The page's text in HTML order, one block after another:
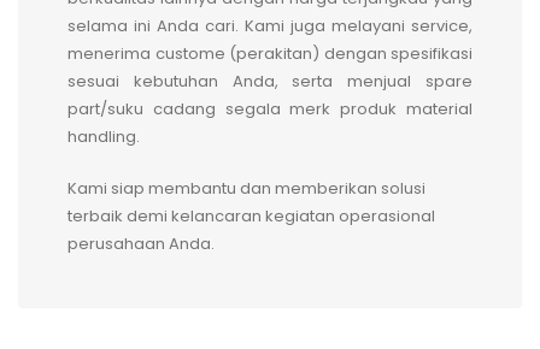
selama ini Anda cari. Kami juga melayani service,
menerima custome (perakitan) dengan spesifikasi
sesuai kebutuhan Anda, serta menjual spare
part/suku cadang segala merk produk material
handling.
Kami siap membantu dan memberikan solusi
terbaik demi kelancaran kegiatan operasional
perusahaan Anda.